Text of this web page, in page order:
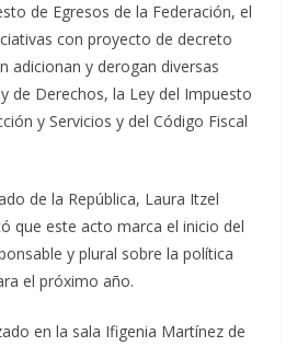
de Egresos de la Federación, el
con proyecto de decreto
adicionan y derogan diversas
de Derechos, la Ley del Impuesto
y Servicios y del Código Fiscal
de la República, Laura Itzel
que este acto marca el inicio del
y plural sobre la política
el próximo año.
en la sala Ifigenia Martínez de